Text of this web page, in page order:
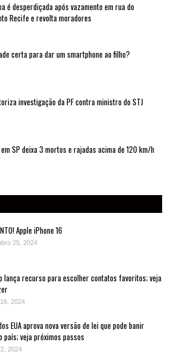
é desperdiçada após vazamento em rua do
Recife e revolta moradores
certa para dar um smartphone ao filho?
investigação da PF contra ministro do STJ
em SP deixa 3 mortos e rajadas acima de 120 km/h
Apple iPhone 16
25, 2024
lança recurso para escolher contatos favoritos; veja
2024
EUA aprova nova versão de lei que pode banir
país; veja próximos passos
2024